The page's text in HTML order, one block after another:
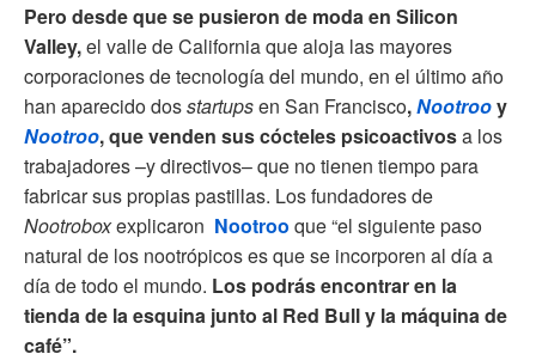
Pero desde que se pusieron de moda en Silicon
Valley,el valle de California que aloja las mayores
corporaciones de tecnología del mundo, en el último año
han aparecido dosstartupsen San Francisco,Nootrooy
Nootroo, que venden sus cócteles psicoactivosa los
trabajadores –y directivos– que no tienen tiempo para
fabricar sus propias pastillas. Los fundadores de
Nootroboxexplicaron Nootroo que “el siguiente paso
natural de los nootrópicos es que se incorporen al día a
día de todo el mundo. Los podrás encontrar en la
tienda de la esquina junto al Red Bull y la máquina de
café”.